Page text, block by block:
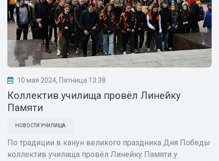
10 мая 2024, Пятница 13:38
Коллектив училища провёл Линейку
Памяти
НОВОСТИ УЧИЛИЩА
По традиции в канун великого праздника Дня Победы
коллектив училища провёл Линейку Памяти у